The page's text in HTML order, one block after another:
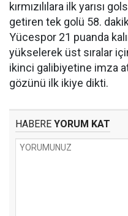
kırmızılılara ilk yarısı
getiren tek golü 58.
Yücespor 21 puanda
yükselerek üst sıralar
ikinci galibiyetine imza
gözünü ilk ikiye dikti.
HABERE YORUM KAT